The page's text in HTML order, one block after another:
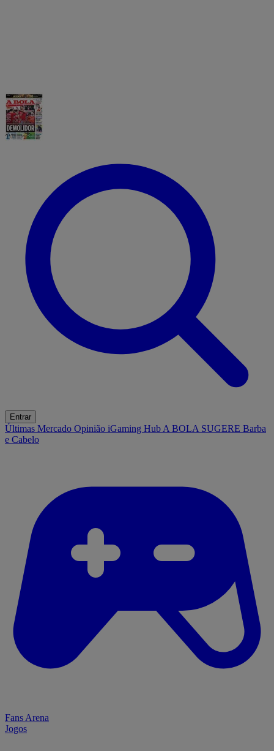
Entrar
Últimas Mercado Opinião iGaming Hub A BOLA SUGERE Barba
e Cabelo
Fans Arena
Jogos